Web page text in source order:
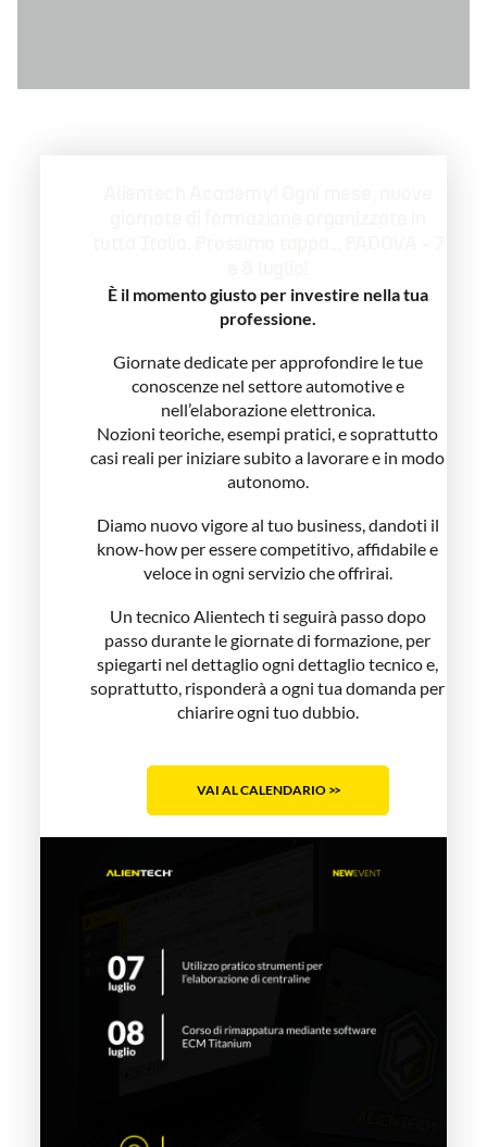
È il momento giusto per investire nella tua
professione.
Giornate dedicate per approfondire le tue
conoscenze nel settore automotive e
nell’elaborazione elettronica.
Nozioni teoriche, esempi pratici, e soprattutto
casi reali per iniziare subito a lavorare e in modo
autonomo.
Diamo nuovo vigore al tuo business, dandoti il
know-how per essere competitivo, affidabile e
veloce in ogni servizio che offrirai.
Un tecnico Alientech ti seguirà passo dopo
passo durante le giornate di formazione, per
spiegarti nel dettaglio ogni dettaglio tecnico e,
soprattutto, risponderà a ogni tua domanda per
chiarire ogni tuo dubbio.
VAI AL CALENDARIO >>